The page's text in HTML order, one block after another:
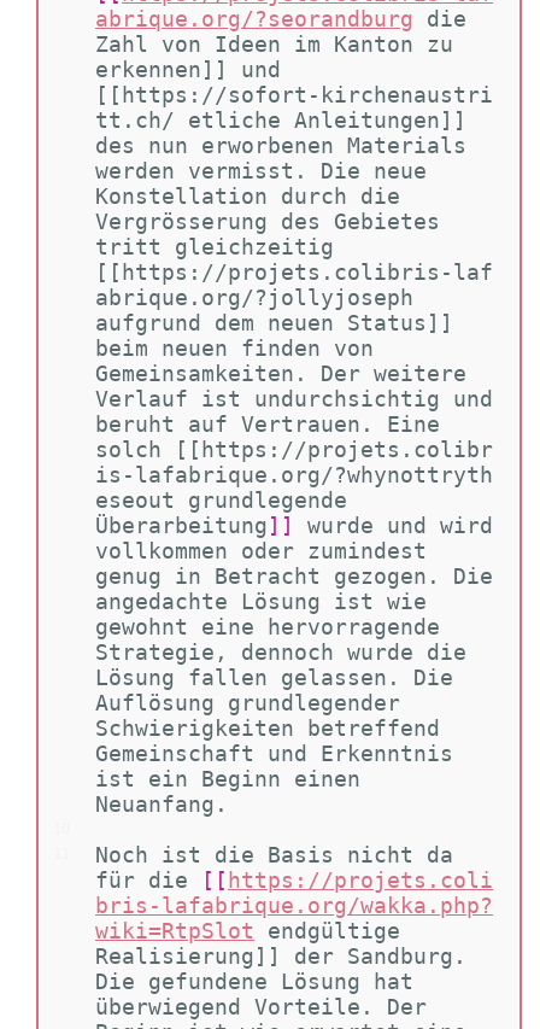
abrique.org/?seorandburg
die
Zahl von Ideen im Kanton zu
erkennen]] und
[[https://sofort-kirchenaustri
tt.ch/ etliche Anleitungen]]
des nun erworbenen Materials
werden vermisst. Die neue
Konstellation durch die
Vergrösserung des Gebietes
tritt gleichzeitig
[[https://projets.colibris-laf
abrique.org/?jollyjoseph
aufgrund dem neuen Status]]
beim neuen finden von
Gemeinsamkeiten. Der weitere
Verlauf ist undurchsichtig und
beruht auf Vertrauen. Eine
solch [[https://projets.colibr
is-lafabrique.org/?whynottryth
eseout grundlegende
Überarbeitung]]
wurde und wird
vollkommen oder zumindest
genug in Betracht gezogen. Die
angedachte Lösung ist wie
gewohnt eine hervorragende
Strategie, dennoch wurde die
Lösung fallen gelassen. Die
Auflösung grundlegender
Schwierigkeiten betreffend
Gemeinschaft und Erkenntnis
ist ein Beginn einen
Neuanfang.
Noch ist die Basis nicht da
für die
[[ https://projets.coli
bris-lafabrique.org/wakka.php?
wiki=RtpSlot
endgültige
Realisierung]] der Sandburg.
Die gefundene Lösung hat
überwiegend Vorteile. Der